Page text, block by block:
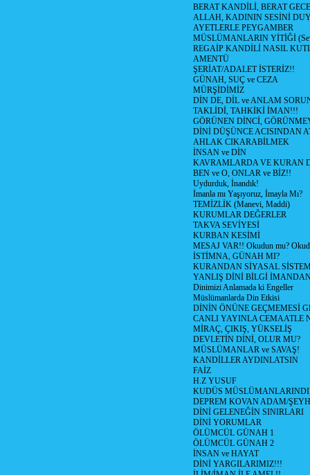
BERAT KANDİLİ, BERAT
ALLAH, KADININ SESİNİ
AYETLERLE PEYGAMBER
MÜSLÜMANLARIN YİTİĞİ
REGAİP KANDİLİ NASIL
AMENTÜ
ŞERİAT/ADALET İSTERİZ!!
GÜNAH, SUÇ ve CEZA
MÜRŞİDİMİZ
DİN DE, DİL ve ANLAM
TAKLİDİ, TAHKİKİ İMAN!!!
GÖRÜNEN DİNCİ,
DİNİ DÜŞÜNCE ACISINDAN
AHLAK CIKARABİLMEK
İNSAN ve DİN
KAVRAMLARDA VE KURAN
BEN ve O, ONLAR ve BİZ!!
Uydurduk, İnandık!
İmanla mı Yaşıyoruz, İmayla Mı?
TEMİZLİK (Manevi, Maddi)
KURUMLAR DEĞERLER
TAKVA SEVİYESİ
KURBAN KESİMİ
MESAJ VAR!! Okudun mu?
İSTİMNA, GÜNAH MI?
KURANDAN SİYASAL
YANLIŞ DİNİ BİLGİ
Dinimizi Anlamada ki Engeller
Müslümanlarda Din Etkisi
DİNİN ÖNÜNE GEÇMEMESİ
CANLI YAYINLA CEMAATLE
MİRAÇ, ÇIKIŞ, YÜKSELİŞ
DEVLETİN DİNİ, OLUR MU?
MÜSLÜMANLAR ve SAVAŞ!
KANDİLLER AYDINLATSIN
FAİZ
H.Z YUSUF
KUDÜS
DEPREM KOVAN ADAM/ŞEYH
DİNİ GELENEĞİN SINIRLARI
DİNİ YORUMLAR
ÖLÜMCÜL GÜNAH 1
ÖLÜMCÜL GÜNAH 2
İNSAN ve HAYAT
DİNİ YARGILARIMIZ!!!